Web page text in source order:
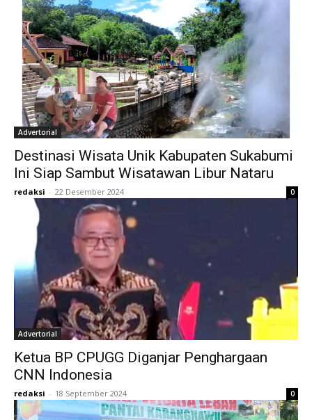
Advertorial
Destinasi Wisata Unik Kabupaten Sukabumi
Ini Siap Sambut Wisatawan Libur Nataru
redaksi - 22 Desember 2024 0
Advertorial
Ketua BP CPUGG Diganjar Penghargaan
CNN Indonesia
redaksi - 18 September 2024 0